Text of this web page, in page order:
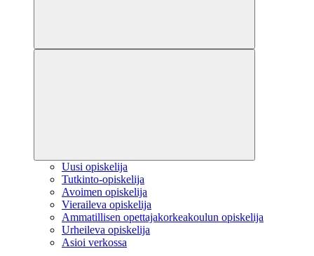
Uusi opiskelija
Tutkinto-opiskelija
Avoimen opiskelija
Vieraileva opiskelija
Ammatillisen opettajakorkeakoulun opiskelija
Urheileva opiskelija
Asioi verkossa